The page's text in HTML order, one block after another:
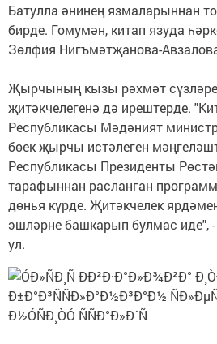
Батулла әнинең язмаларыннан
бирде. Гомумән, китап язуда
Зөлфия Нигъмәтҗанова-
Җырчының кызы рәхмәт
җитәкчелегенә дә ирештерде.
Республикасы Мәдәният
бөек җырчы истәлеген
Республикасы Президенты
тарафыннан расланган
дөнья күрде. Җитәкчелек
эшләрне башкарып булмас иде",
ул.